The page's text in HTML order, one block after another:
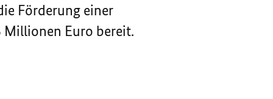
Förderung einer
Euro bereit.